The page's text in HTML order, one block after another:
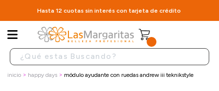
Hasta 12 cuotas sin interés con tarjeta de crédito
inicio happy days módulo ayudante con ruedas andrew iii teknikstyle